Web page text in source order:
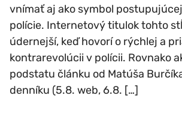
vnímať aj ako symbol
polície. Internetový titulok tohto
údernejší, keď hovorí o rýchlej a
kontrarevolúcii v polícii. Rovnako
podstatu článku od Matúša
denníku (5.8. web, 6.8. […]